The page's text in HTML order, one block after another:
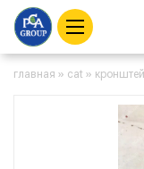
главная » cat »